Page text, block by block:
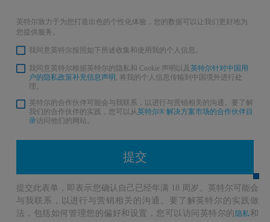
英特尔致力于为您打造出色的个性化体验，您的数据可以让我们更好地为
您提供服务。
我同意英特尔按照如下所述收集和使用我的个人信息。
我同意英特尔根据英特尔的隐私和 Cookie 声明以及 英特尔针对中国用
户的隐私政策补充信息声明 , 将我的个人信息传输到中国境外进行处
理。
英特尔的合作伙伴可能会与我联系，以进行与营销相关的沟通。要了解
我们的合作伙伴的实践，您可以从英特尔® 解决方案市场的合作伙伴目
录访问他们的网站。
提交
提交此表单，即表示您确认自己已经年满 18 周岁。英特尔可能会
与我联系，以进行与营销相关的沟通。要了解英特尔的实践做
法，包括如何管理您的偏好和设置，您可以访问英特尔的隐私 和